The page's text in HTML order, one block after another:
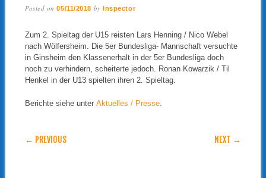
Posted on05/11/2018 by Inspector
Zum 2. Spieltag der U15 reisten Lars Henning / Nico Webel
nach Wölfersheim. Die 5er Bundesliga- Mannschaft versuchte
in Ginsheim den Klassenerhalt in der 5er Bundesliga doch
noch zu verhindern, scheiterte jedoch. Ronan Kowarzik / Til
Henkel in der U13 spielten ihren 2. Spieltag.
Berichte siehe unter Aktuelles / Presse.
POST NAVIGATION
← PREVIOUS NEXT →